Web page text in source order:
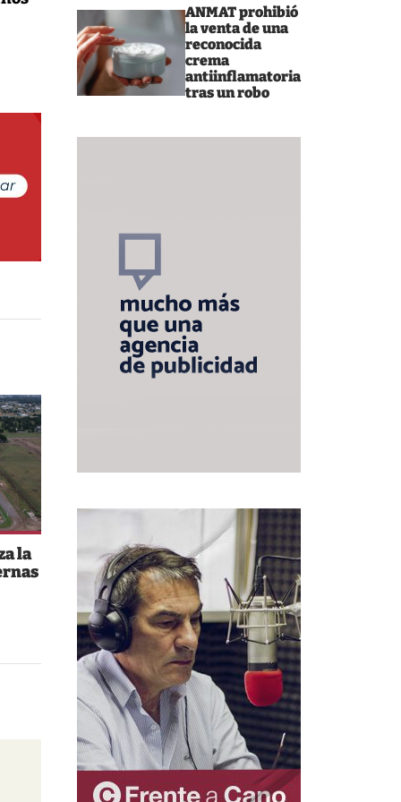
ANMAT prohibió
la venta de una
reconocida
crema
antiinflamatoria
tras un robo
la